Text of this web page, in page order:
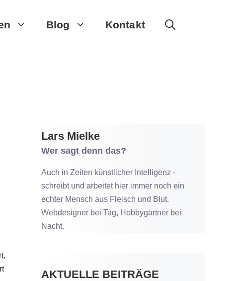
Blog Kontakt
Lars Mielke
Wer sagt denn das?
Auch in Zeiten künstlicher Intelligenz -
schreibt und arbeitet hier immer noch ein
echter Mensch aus Fleisch und Blut.
Webdesigner bei Tag, Hobbygärtner bei
Nacht.
AKTUELLE BEITRÄGE